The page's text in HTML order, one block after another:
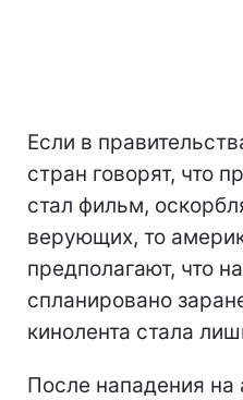
Если в
стран говорят, что
стал фильм,
верующих, то
предполагают, что
спланировано
кинолента стала
После нападения на